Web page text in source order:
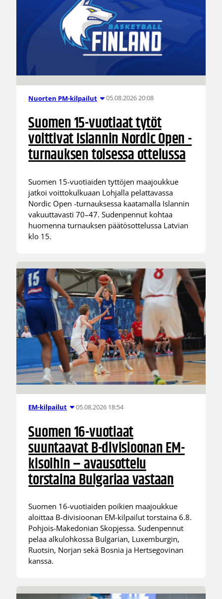
Nuorten PM-kilpailut 05.08.2026 20:08
Suomen 15-vuotiaat tytöt
voittivat Islannin Nordic Open -
turnauksen toisessa ottelussa
Suomen 15-vuotiaiden tyttöjen maajoukkue
jatkoi voittokulkuaan Lohjalla pelattavassa
Nordic Open -turnauksessa kaatamalla Islannin
vakuuttavasti 70–47. Sudenpennut kohtaa
huomenna turnauksen päätösottelussa Latvian
klo 15.
EM-kilpailut 05.08.2026 18:54
Suomen 16-vuotiaat
suuntaavat B-divisioonan EM-
kisoihin – avausottelu
torstaina Bulgariaa vastaan
Suomen 16-vuotiaiden poikien maajoukkue
aloittaa B-divisioonan EM-kilpailut torstaina 6.8.
Pohjois-Makedonian Skopjessa. Sudenpennut
pelaa alkulohkossa Bulgarian, Luxemburgin,
Ruotsin, Norjan sekä Bosnia ja Hertsegovinan
kanssa.